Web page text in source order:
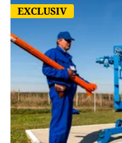
EXCLUSIV